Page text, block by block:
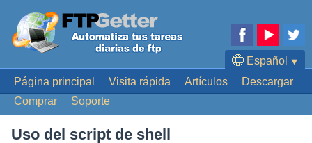
Español ⯆
English
Página principal Visita rápida Artículos
Descargar
Comprar
Soporte
Uso del script de shell